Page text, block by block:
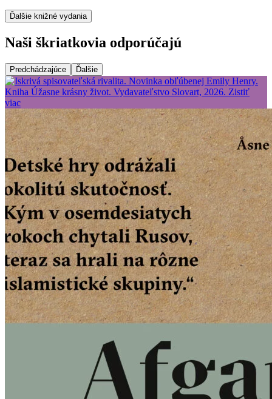
Ďalšie knižné vydania
Naši škriatkovia odporúčajú
Predchádzajúce Ďalšie